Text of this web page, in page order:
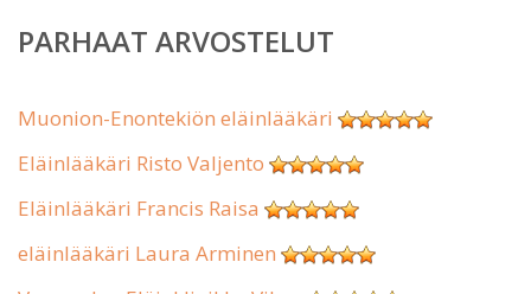
PARHAAT ARVOSTELUT
Muonion-Enontekiön eläinlääkäri
Eläinlääkäri Risto Valjento
Eläinlääkäri Francis Raisa
eläinlääkäri Laura Arminen